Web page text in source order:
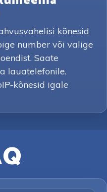
kõnesid
number või valige
Saate
lauatelefonile.
kõnesid igale